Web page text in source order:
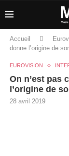
Accueil
donne l’origine de
EUROVISION
On n’est pas
l’origine de
28 avril 2019